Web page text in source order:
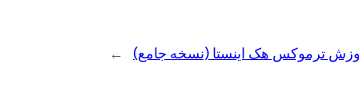
ترموکس هک اینستا (نسخه جامع) →